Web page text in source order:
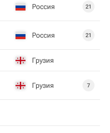
Россия 21
Россия 21
Грузия
Грузия 7